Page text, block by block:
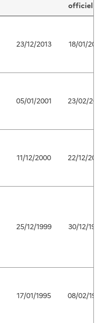
officiel
23/12/2013 18/01/
05/01/2001 23/02/
11/12/2000 22/12/
25/12/1999 30/12/
17/01/1995 08/02/